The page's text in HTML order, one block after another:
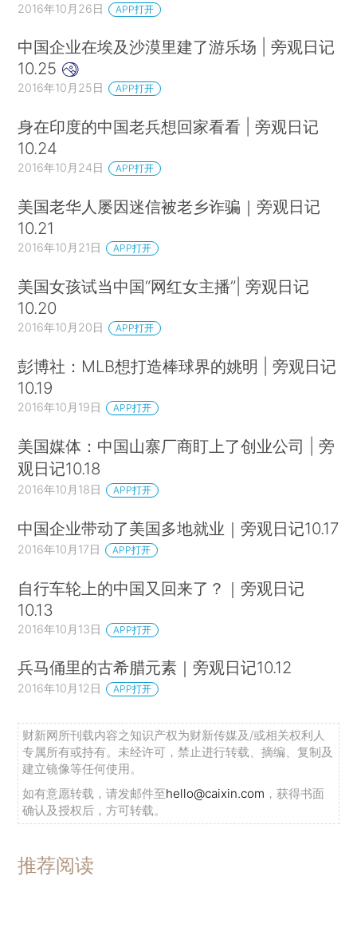
2016年10月26日 APP打开
中国企业在埃及沙漠里建了游乐场 | 旁观日记
10.25
2016年10月25日 APP打开
身在印度的中国老兵想回家看看 | 旁观日记
10.24
2016年10月24日 APP打开
美国老华人屡因迷信被老乡诈骗｜旁观日记
10.21
2016年10月21日 APP打开
美国女孩试当中国“网红女主播”| 旁观日记
10.20
2016年10月20日 APP打开
彭博社：MLB想打造棒球界的姚明 | 旁观日记
10.19
2016年10月19日 APP打开
美国媒体：中国山寨厂商盯上了创业公司 | 旁
观日记10.18
2016年10月18日 APP打开
中国企业带动了美国多地就业｜旁观日记10.17
2016年10月17日 APP打开
自行车轮上的中国又回来了？｜旁观日记
10.13
2016年10月13日 APP打开
兵马俑里的古希腊元素｜旁观日记10.12
2016年10月12日 APP打开
财新网所刊载内容之知识产权为财新传媒及/或相关权利人
专属所有或持有。未经许可，禁止进行转载、摘编、复制及
建立镜像等任何使用。
如有意愿转载，请发邮件至hello@caixin.com ，获得书面
确认及授权后，方可转载。
推荐阅读